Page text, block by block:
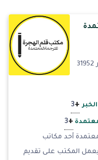
+
3
+
3
أحد مكاتب
المكتب على تقديم